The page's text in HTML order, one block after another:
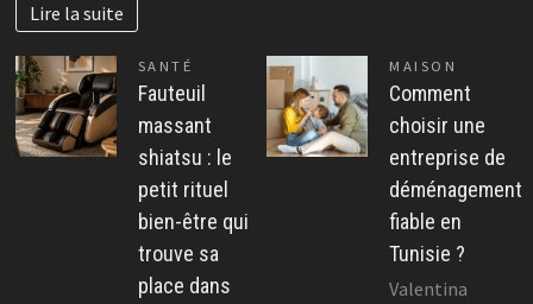
Lire la suite
SANTÉ
Fauteuil
massant
shiatsu : le
petit rituel
bien-être qui
trouve sa
place dans
MAISON
Comment
choisir une
entreprise de
déménagement
fiable en
Tunisie ?
Valentina